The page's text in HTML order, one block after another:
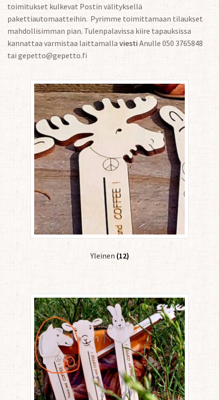
toimitukset kulkevat Postin välityksellä
pakettiautomaatteihin. Pyrimme toimittamaan tilaukset
mahdollisimman pian. Tulenpalavissa kiire tapauksissa
kannattaa varmistaa laittamalla viesti Anulle 050 3765848
tai gepetto@gepetto.fi
Yleinen (12)